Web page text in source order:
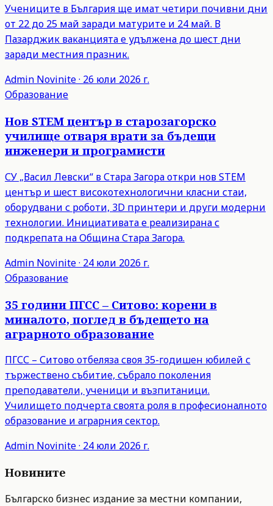
Учениците в България ще имат четири почивни дни
от 22 до 25 май заради матурите и 24 май. В
Пазарджик ваканцията е удължена до шест дни
заради местния празник.
Admin Novinite· 26 юли 2026 г.
Образование
Нов STEM център в старозагорско
училище отваря врати за бъдещи
инженери и програмисти
СУ „Васил Левски“ в Стара Загора откри нов STEM
център и шест високотехнологични класни стаи,
оборудвани с роботи, 3D принтери и други модерни
технологии. Инициативата е реализирана с
подкрепата на Община Стара Загора.
Admin Novinite· 24 юли 2026 г.
Образование
35 години ПГСС – Ситово: корени в
миналото, поглед в бъдещето на
аграрното образование
ПГСС – Ситово отбеляза своя 35-годишен юбилей с
тържествено събитие, събрало поколения
преподаватели, ученици и възпитаници.
Училището подчерта своята роля в професионалното
образование и аграрния сектор.
Admin Novinite· 24 юли 2026 г.
Новините
Българско бизнес издание за местни компании,